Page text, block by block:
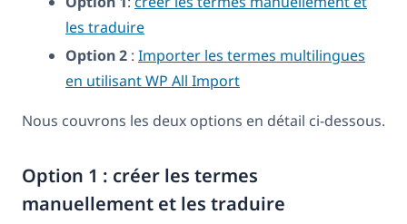
les traduire
Option 2 : Importer les termes multilingues
en utilisant WP All Import
Nous couvrons les deux options en détail ci-dessous.
Option 1 : créer les termes
manuellement et les traduire